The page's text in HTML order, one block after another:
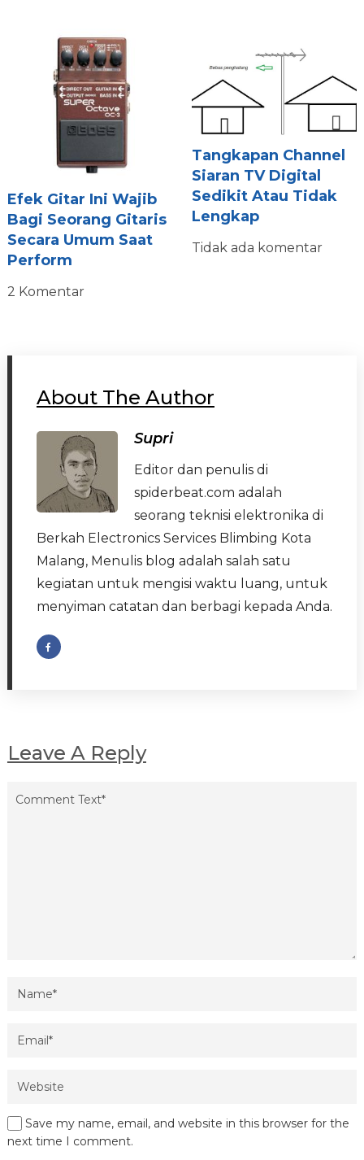
Efek Gitar Ini Wajib
Bagi Seorang Gitaris
Secara Umum Saat
Perform
2 Komentar
Tangkapan Channel
Siaran TV Digital
Sedikit Atau Tidak
Lengkap
Tidak ada komentar
About The Author
Supri
Editor dan penulis di
spiderbeat.com adalah
seorang teknisi elektronika di
Berkah Electronics Services Blimbing Kota
Malang, Menulis blog adalah salah satu
kegiatan untuk mengisi waktu luang, untuk
menyiman catatan dan berbagi kepada Anda.
Leave A Reply
Save my name, email, and website in this browser for the
next time I comment.